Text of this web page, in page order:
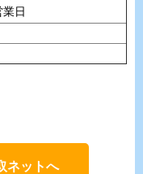
日
ネットへ